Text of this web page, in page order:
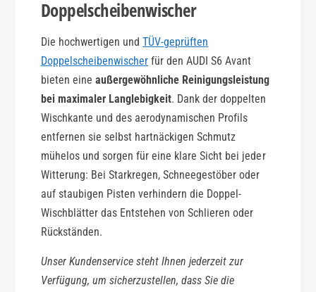
Doppelscheibenwischer
Die hochwertigen undTÜV-geprüften
Doppelscheibenwischer für den AUDI S6 Avant
bieten eine außergewöhnliche Reinigungsleistung
bei maximaler Langlebigkeit. Dank der doppelten
Wischkante und des aerodynamischen Profils
entfernen sie selbst hartnäckigen Schmutz
mühelos und sorgen für eine klare Sicht bei jeder
Witterung: Bei Starkregen, Schneegestöber oder
auf staubigen Pisten verhindern die Doppel-
Wischblätter das Entstehen von Schlieren oder
Rückständen.
Unser Kundenservice steht Ihnen jederzeit zur
Verfügung, um sicherzustellen, dass Sie die